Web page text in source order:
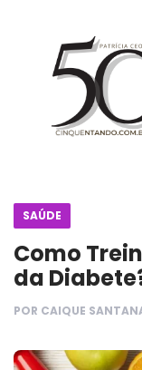
SAÚDE
Como
da
POR CAIQUE